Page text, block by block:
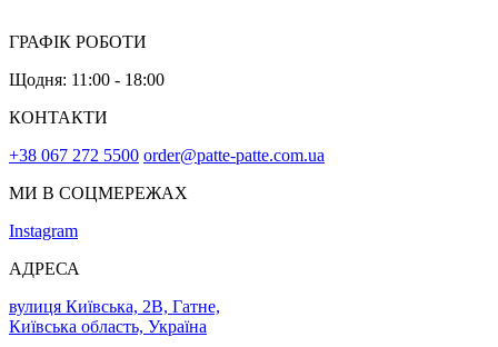
ГРАФІК РОБОТИ
Щодня: 11:00 - 18:00
КОНТАКТИ
+38 067 272 5500 order@patte-patte.com.ua
МИ В СОЦМЕРЕЖАХ
Instagram
АДРЕСА
вулиця Київська, 2В, Гатне,
Київська область, Україна